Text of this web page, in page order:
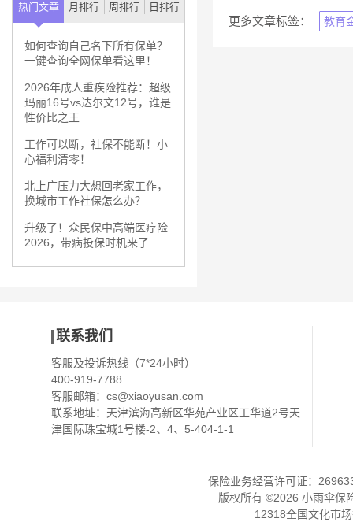
热门文章 月排行 周排行 日排行
如何查询自己名下所有保单？
一键查询全网保单看这里！
2026年成人重疾险推荐：超级
玛丽16号vs达尔文12号，谁是
性价比之王
工作可以断，社保不能断！小
心福利清零！
北上广压力大想回老家工作，
换城市工作社保怎么办？
升级了！众民保中高端医疗险
2026，带病投保时机来了
更多文章标签： 教育
联系我们
客服及投诉热线（7*24小时）
400-919-7788
客服邮箱： cs@xiaoyusan.com
联系地址：天津滨海高新区华苑产业区工华道2号天
津国际珠宝城1号楼-2、4、5-404-1-1
保险业务经营许可证：
版权所有 ©2026 小雨伞保
12318全国文化市